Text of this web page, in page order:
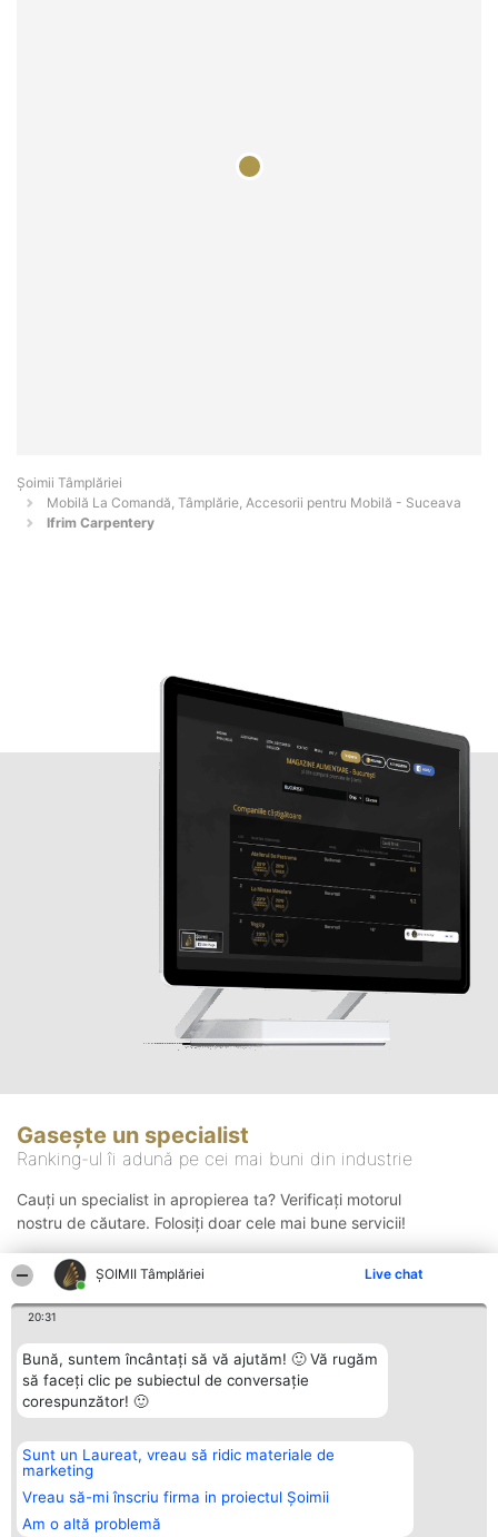
ȘOIMII Tâmplăriei Live chat
20:31
Bună, suntem încântați să vă ajutăm! 🙂 Vă rugăm
să faceți clic pe subiectul de conversație
corespunzător! 🙂
Sunt un Laureat, vreau să ridic materiale de
marketing
Vreau să-mi înscriu firma in proiectul Șoimii
Am o altă problemă
Șoimii Tâmplăriei
Mobilă La Comandă, Tâmplărie, Accesorii pentru Mobilă - Suceava
Ifrim Carpentery
Gasește un specialist
Ranking-ul îi adună pe cei mai buni din industrie
Cauți un specialist in apropierea ta? Verificați motorul
nostru de căutare. Folosiți doar cele mai bune servicii!
Organizator Ranking
BRIGHT SOLUTIONS BR SRL
Aleea Timisul De Sus 2 Bl. A30
Sc. A Et. 4 Ap. 13 Cod 061952
București
Plebiscyt
Lista Tuturor
Laureaților
Contact